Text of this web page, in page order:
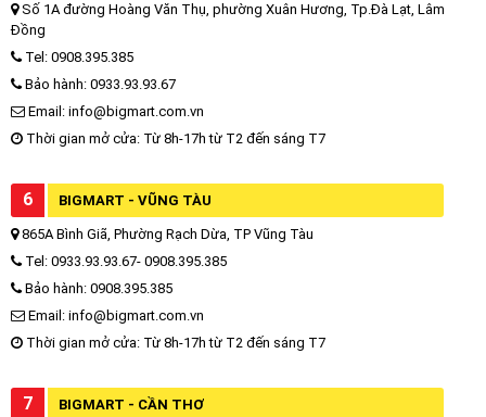
Số 1A đường Hoàng Văn Thụ, phường Xuân Hương, Tp.Đà Lạt, Lâm
Đồng
Tel: 0908.395.385
Bảo hành: 0933.93.93.67
Email: info@bigmart.com.vn
Thời gian mở cửa: Từ 8h-17h từ T2 đến sáng T7
6 BIGMART - VŨNG TÀU
865A Bình Giã, Phường Rạch Dừa, TP Vũng Tàu
Tel: 0933.93.93.67- 0908.395.385
Bảo hành: 0908.395.385
Email: info@bigmart.com.vn
Thời gian mở cửa: Từ 8h-17h từ T2 đến sáng T7
7 BIGMART - CẦN THƠ